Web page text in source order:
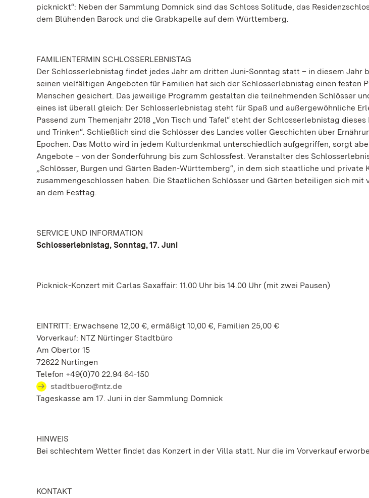
picknickt“: Neben der Sammlung Domnick sind das Schloss Solitude, das
dem Blühenden Barock und die Grabkapelle auf dem Württemberg.
FAMILIENTERMIN SCHLOSSERLEBNISTAG
Der Schlosserlebnistag findet jedes Jahr am dritten Juni-Sonntag statt – in diesem Jahr
seinen vielfältigen Angeboten für Familien hat sich der Schlosserlebnistag einen festen
Menschen gesichert. Das jeweilige Programm gestalten die teilnehmenden Schlösser
eines ist überall gleich: Der Schlosserlebnistag steht für Spaß und außergewöhnliche
Passend zum Themenjahr 2018 „Von Tisch und Tafel“ steht der Schlosserlebnistag
und Trinken“. Schließlich sind die Schlösser des Landes voller Geschichten über
Epochen. Das Motto wird in jedem Kulturdenkmal unterschiedlich aufgegriffen, sorgt
Angebote – von der Sonderführung bis zum Schlossfest. Veranstalter des
„Schlösser, Burgen und Gärten Baden-Württemberg“, in dem sich staatliche und private
zusammengeschlossen haben. Die Staatlichen Schlösser und Gärten beteiligen sich mit
an dem Festtag.
SERVICE UND INFORMATION
Schlosserlebnistag, Sonntag, 17. Juni
Picknick-Konzert mit Carlas Saxaffair: 11.00 Uhr bis 14.00 Uhr (mit zwei Pausen)
EINTRITT: Erwachsene 12,00 €, ermäßigt 10,00 €, Familien 25,00 €
Vorverkauf: NTZ Nürtinger Stadtbüro
Am Obertor 15
72622 Nürtingen
Telefon +49(0)70 22.94 64-150
stadtbuero@ntz.de
Tageskasse am 17. Juni in der Sammlung Domnick
HINWEIS
Bei schlechtem Wetter findet das Konzert in der Villa statt. Nur die im Vorverkauf
KONTAKT